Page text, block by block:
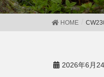
HOME
2026年6月